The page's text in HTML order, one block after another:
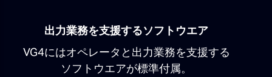
出力業務を支援するソフトウエア
VG4にはオペレータと出力業務を支援する
ソフトウエアが標準付属。